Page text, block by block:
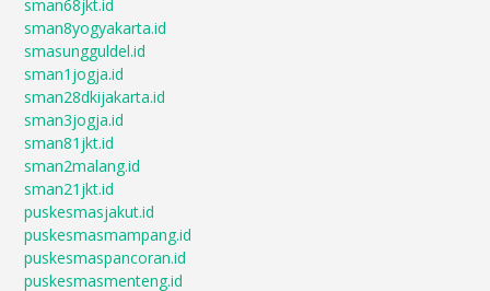
sman68jkt.id
sman8yogyakarta.id
smasungguldel.id
sman1jogja.id
sman28dkijakarta.id
sman3jogja.id
sman81jkt.id
sman2malang.id
sman21jkt.id
puskesmasjakut.id
puskesmasmampang.id
puskesmaspancoran.id
puskesmasmenteng.id